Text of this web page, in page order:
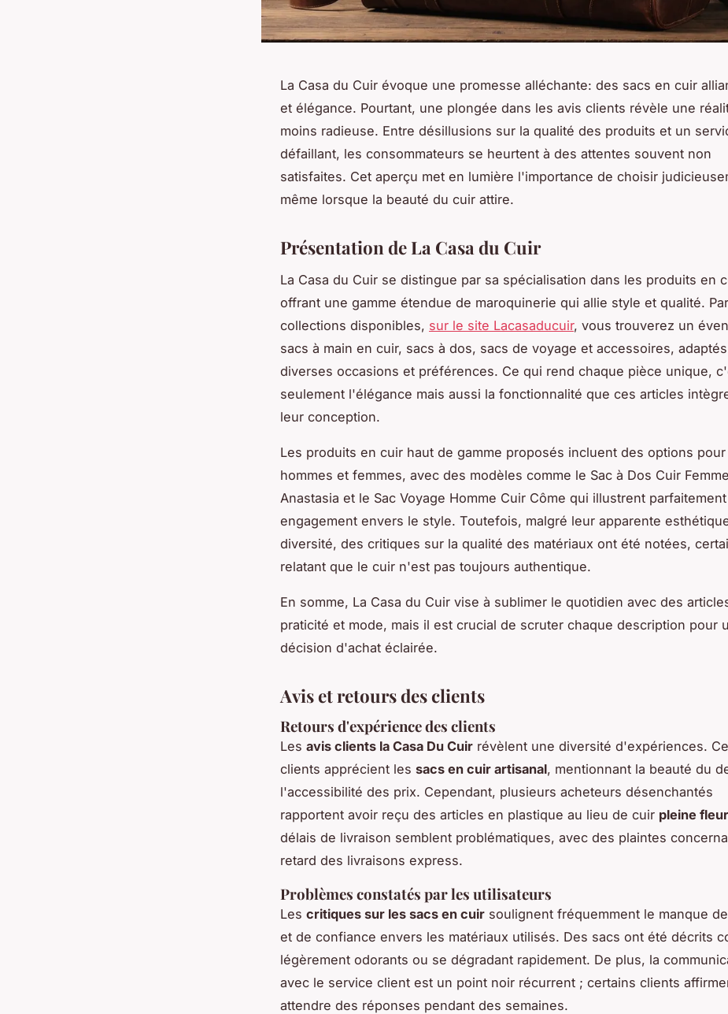
La Casa du Cuir évoque une promesse alléchante: des sacs en cuir
et élégance. Pourtant, une plongée dans les avis clients révèle une
moins radieuse. Entre désillusions sur la qualité des produits et un
défaillant, les consommateurs se heurtent à des attentes souvent non
satisfaites. Cet aperçu met en lumière l'importance de choisir
même lorsque la beauté du cuir attire.
Présentation de La Casa du Cuir
La Casa du Cuir se distingue par sa spécialisation dans les produits en
offrant une gamme étendue de maroquinerie qui allie style et qualité.
collections disponibles, sur le site Lacasaducuir, vous trouverez un
sacs à main en cuir, sacs à dos, sacs de voyage et accessoires,
diverses occasions et préférences. Ce qui rend chaque pièce unique,
seulement l'élégance mais aussi la fonctionnalité que ces articles
leur conception.
Les produits en cuir haut de gamme proposés incluent des options pour
hommes et femmes, avec des modèles comme le Sac à Dos Cuir Femme
Anastasia et le Sac Voyage Homme Cuir Côme qui illustrent
engagement envers le style. Toutefois, malgré leur apparente
diversité, des critiques sur la qualité des matériaux ont été notées,
relatant que le cuir n'est pas toujours authentique.
En somme, La Casa du Cuir vise à sublimer le quotidien avec des
praticité et mode, mais il est crucial de scruter chaque description pour
décision d'achat éclairée.
Avis et retours des clients
Retours d'expérience des clients
Les avis clients la Casa Du Cuir révèlent une diversité d'expériences.
clients apprécient les sacs en cuir artisanal, mentionnant la beauté du
l'accessibilité des prix. Cependant, plusieurs acheteurs désenchantés
rapportent avoir reçu des articles en plastique au lieu de cuir pleine fleur
délais de livraison semblent problématiques, avec des plaintes
retard des livraisons express.
Problèmes constatés par les utilisateurs
Les critiques sur les sacs en cuir soulignent fréquemment le manque
et de confiance envers les matériaux utilisés. Des sacs ont été décrits
légèrement odorants ou se dégradant rapidement. De plus, la
avec le service client est un point noir récurrent ; certains clients
attendre des réponses pendant des semaines.